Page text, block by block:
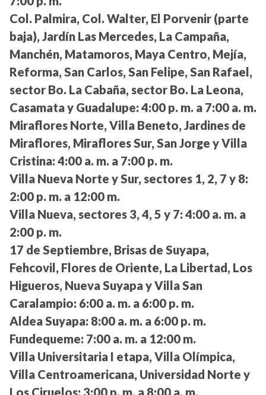
Col. Palmira, Col. Walter, El Porvenir (parte
baja), Jardín Las Mercedes, La Campaña,
Manchén, Matamoros, Maya Centro, Mejía,
Reforma, San Carlos, San Felipe, San Rafael,
sector Bo. La Cabaña, sector Bo. La Leona,
Casamata y Guadalupe: 4:00 p. m. a 7:00 a. m.
Miraflores Norte, Villa Beneto, Jardines de
Miraflores, Miraflores Sur, San Jorge y Villa
Cristina: 4:00 a. m. a 7:00 p. m.
Villa Nueva Norte y Sur, sectores 1, 2, 7 y 8:
2:00 p. m. a 12:00 m.
Villa Nueva, sectores 3, 4, 5 y 7: 4:00 a. m. a
2:00 p. m.
17 de Septiembre, Brisas de Suyapa,
Fehcovil, Flores de Oriente, La Libertad, Los
Higueros, Nueva Suyapa y Villa San
Caralampio: 6:00 a. m. a 6:00 p. m.
Aldea Suyapa: 8:00 a. m. a 6:00 p. m.
Fundequeme: 7:00 a. m. a 12:00 m.
Villa Universitaria I etapa, Villa Olímpica,
Villa Centroamericana, Universidad Norte y
Los Ciruelos: 3:00 p. m. a 8:00 a. m.